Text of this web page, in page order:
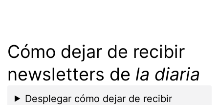
Cómo dejar de recibir
newsletters de la diaria
Desplegar cómo dejar de recibir